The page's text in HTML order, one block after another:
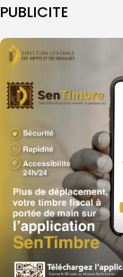
PUBLICITE